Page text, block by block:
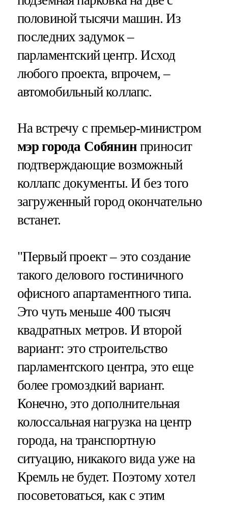
половиной тысячи машин. Из
последних задумок –
парламентский центр. Исход
любого проекта, впрочем, –
автомобильный коллапс.
На встречу с премьер-министром
мэр города Собянинприносит
подтверждающие возможный
коллапс документы. И без того
загруженный город окончательно
встанет.
"Первый проект – это создание
такого делового гостиничного
офисного апартаментного типа.
Это чуть меньше 400 тысяч
квадратных метров. И второй
вариант: это строительство
парламентского центра, это еще
более громоздкий вариант.
Конечно, это дополнительная
колоссальная нагрузка на центр
города, на транспортную
ситуацию, никакого вида уже на
Кремль не будет. Поэтому хотел
посоветоваться, как с этим